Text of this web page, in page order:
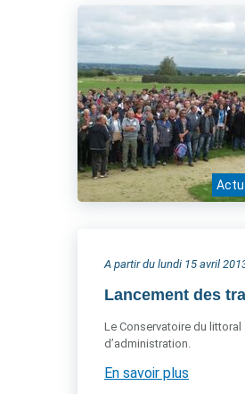
A partir du lundi 15 avril
Lancement des
Le Conservatoire du
d’administration.
En savoir plus